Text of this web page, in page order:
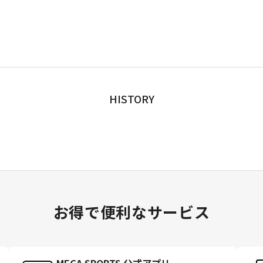
HISTORY
お得で便利なサービス